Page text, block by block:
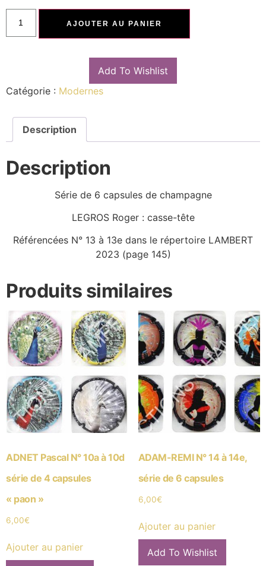
AJOUTER AU PANIER
Add To Wishlist
Catégorie : Modernes
Description
Description
Série de 6 capsules de champagne
LEGROS Roger : casse-tête
Référencées N° 13 à 13e dans le répertoire LAMBERT
2023 (page 145)
Produits similaires
ADNET Pascal N° 10a à 10d
série de 4 capsules
« paon »
6,00€
Ajouter au panier
ADAM-REMI N° 14 à 14e,
série de 6 capsules
6,00€
Ajouter au panier
Add To Wishlist